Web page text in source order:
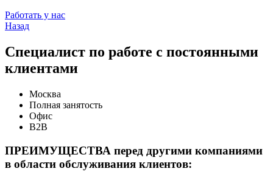
Работать у нас
Назад
Специалист по работе с постоянными
клиентами
Москва
Полная занятость
Офис
B2B
ПРЕИМУЩЕСТВА перед другими компаниями
в области обслуживания клиентов: